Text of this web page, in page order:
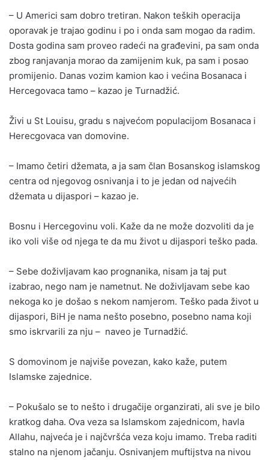
– U Americi sam dobro tretiran. Nakon teških operacija
oporavak je trajao godinu i po i onda sam mogao da radim.
Dosta godina sam proveo radeći na građevini, pa sam onda
zbog ranjavanja morao da zamijenim kuk, pa sam i posao
promijenio. Danas vozim kamion kao i većina Bosanaca i
Hercegovaca tamo – kazao je Turnadžić.
Živi u St Louisu, gradu s najvećom populacijom Bosanaca i
Herecgovaca van domovine.
– Imamo četiri džemata, a ja sam član Bosanskog islamskog
centra od njegovog osnivanja i to je jedan od najvećih
džemata u dijaspori – kazao je.
Bosnu i Hercegovinu voli. Kaže da ne može dozvoliti da je
iko voli više od njega te da mu život u dijaspori teško pada.
– Sebe doživljavam kao prognanika, nisam ja taj put
izabrao, nego nam je nametnut. Ne doživljavam sebe kao
nekoga ko je došao s nekom namjerom. Teško pada život u
dijaspori, BiH je nama nešto posebno, posebno nama koji
smo iskrvarili za nju – naveo je Turnadžić.
S domovinom je najviše povezan, kako kaže, putem
Islamske zajednice.
– Pokušalo se to nešto i drugačije organzirati, ali sve je bilo
kratkog daha. Ova veza sa Islamskom zajednicom, havla
Allahu, najveća je i najčvršća veza koju imamo. Treba raditi
stalno na njenom jačanju. Osnivanjem muftijstva na nivou